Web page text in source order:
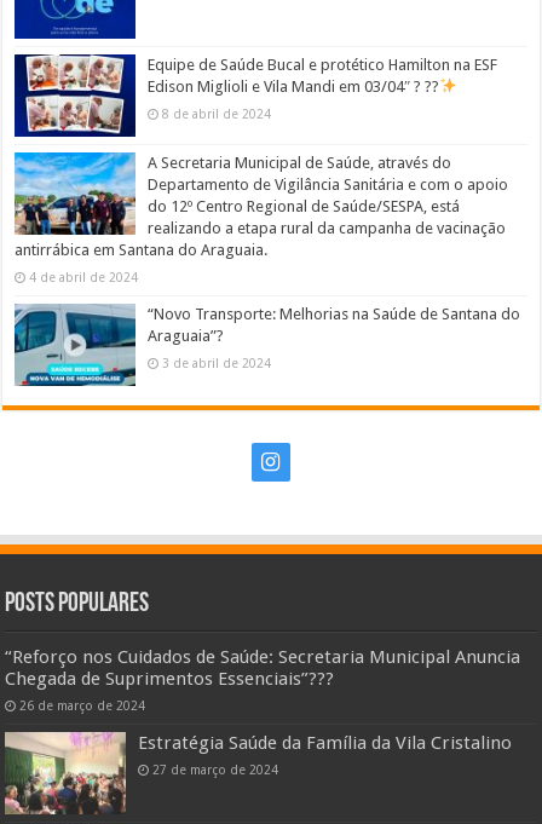
Equipe de Saúde Bucal e protético Hamilton na ESF
Edison Miglioli e Vila Mandi em 03/04″ ? ??
8 de abril de 2024
A Secretaria Municipal de Saúde, através do
Departamento de Vigilância Sanitária e com o apoio
do 12º Centro Regional de Saúde/SESPA, está
realizando a etapa rural da campanha de vacinação
antirrábica em Santana do Araguaia.
4 de abril de 2024
“Novo Transporte: Melhorias na Saúde de Santana do
Araguaia”?
3 de abril de 2024
Posts Populares
“Reforço nos Cuidados de Saúde: Secretaria Municipal Anuncia
Chegada de Suprimentos Essenciais”??️?
26 de março de 2024
Estratégia Saúde da Família da Vila Cristalino
27 de março de 2024